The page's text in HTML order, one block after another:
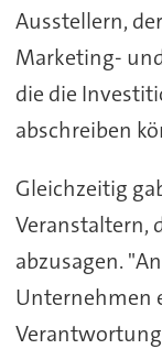
Ausstellern,
Marketing-
die die
abschreiben
Gleichzeitig
Veranstaltern,
abzusagen.
Unternehmen